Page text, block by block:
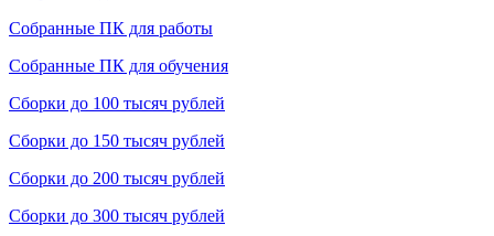
Собранные ПК для работы
Собранные ПК для обучения
Сборки до 100 тысяч рублей
Сборки до 150 тысяч рублей
Сборки до 200 тысяч рублей
Сборки до 300 тысяч рублей